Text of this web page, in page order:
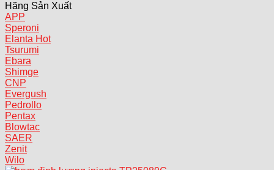
Hãng Sản Xuất
APP
Speroni
Elanta
Tsurumi
Ebara
Shimge
CNP
Evergush
Pedrollo
Pentax
Blowtac
SAER
Zenit
Wilo